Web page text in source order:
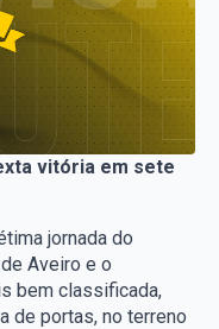
vitória em sete
jornada do
Aveiro e o
bem classificada,
de portas, no terreno